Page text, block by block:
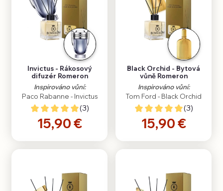
Invictus - Rákosový
difuzér Romeron
Inspirováno vůní:
Paco Rabanne - Invictus
(3)
15,90 €
Black Orchid - Bytová
vůně Romeron
Inspirováno vůní:
Tom Ford - Black Orchid
(3)
15,90 €